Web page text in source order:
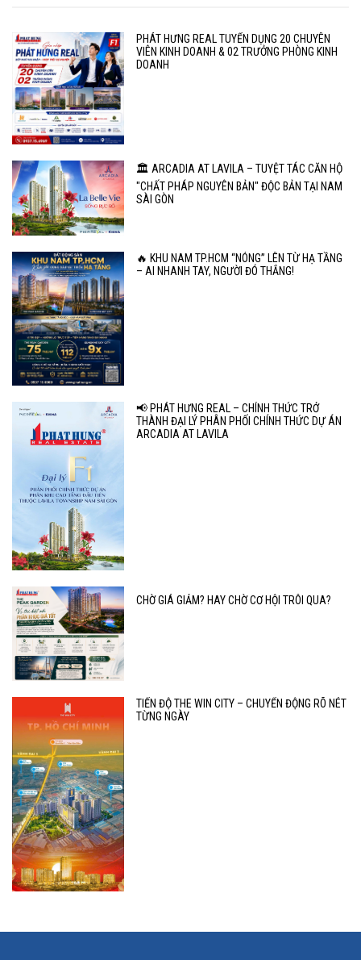
PHÁT HƯNG REAL TUYỂN DỤNG 20 CHUYÊN
VIÊN KINH DOANH & 02 TRƯỞNG PHÒNG KINH
DOANH
🏛️ ARCADIA AT LAVILA – TUYỆT TÁC CĂN HỘ
"CHẤT PHÁP NGUYÊN BẢN" ĐỘC BẢN TẠI NAM
SÀI GÒN
🔥 KHU NAM TP.HCM “NÓNG” LÊN TỪ HẠ TẦNG
– AI NHANH TAY, NGƯỜI ĐÓ THẮNG!
📢 PHÁT HƯNG REAL – CHÍNH THỨC TRỞ
THÀNH ĐẠI LÝ PHÂN PHỐI CHÍNH THỨC DỰ ÁN
ARCADIA AT LAVILA
CHỜ GIÁ GIẢM? HAY CHỜ CƠ HỘI TRÔI QUA?
TIẾN ĐỘ THE WIN CITY – CHUYỂN ĐỘNG RÕ NÉT
TỪNG NGÀY